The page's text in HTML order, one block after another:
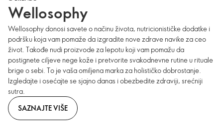
Wellosophy
Wellosophy donosi savete o načinu života, nutricionističke dodatke i
podršku koja vam pomaže da izgradite nove zdrave navike za ceo
život. Takođe nudi proizvode za lepotu koji vam pomažu da
postignete ciljeve nege kože i pretvorite svakodnevne rutine u rituale
brige o sebi. To je vaša omiljena marka za holističko dobrostanje.
Izgledajte i osećajte se sjajno danas i obezbedite zdraviji, srećniji
sutra.
SAZNAJTE VIŠE